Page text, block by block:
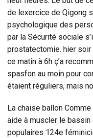
de lexercice de Qigong
psychologique des
par la Sécurité sociale
prostatectomie. hier
ce matin à 6h ç’a
spasfon au moin pour
étaient réguliers, mais
La chaise ballon
aide à muscler le
populaires 124e